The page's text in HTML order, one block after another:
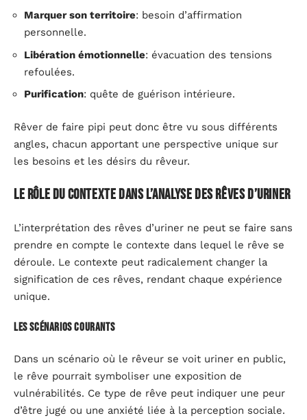
Marquer son territoire: besoin d’affirmation
personnelle.
Libération émotionnelle: évacuation des tensions
refoulées.
Purification: quête de guérison intérieure.
Rêver de faire pipi peut donc être vu sous différents
angles, chacun apportant une perspective unique sur
les besoins et les désirs du rêveur.
Le rôle du contexte dans l’analyse des rêves d’uriner
L’interprétation des rêves d’uriner ne peut se faire sans
prendre en compte le contexte dans lequel le rêve se
déroule. Le contexte peut radicalement changer la
signification de ces rêves, rendant chaque expérience
unique.
Les scénarios courants
Dans un scénario où le rêveur se voit uriner en public,
le rêve pourrait symboliser une exposition de
vulnérabilités. Ce type de rêve peut indiquer une peur
d’être jugé ou une anxiété liée à la perception sociale.